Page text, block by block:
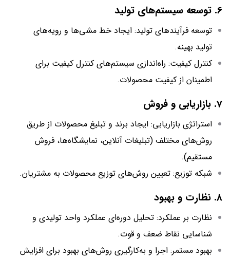
6. توسعه سیستم‌های تولید
توسعه فرآیندهای تولید: ایجاد خط مشی‌ها و رویه‌های
تولید بهینه.
کنترل کیفیت: راه‌اندازی سیستم‌های کنترل کیفیت برای
اطمینان از کیفیت محصولات.
7. بازاریابی و فروش
استراتژی بازاریابی: ایجاد برند و تبلیغ محصولات از طریق
روش‌های مختلف (تبلیغات آنلاین، نمایشگاه‌ها، فروش
مستقیم).
شبکه توزیع: تعیین روش‌های توزیع محصولات به مشتریان.
8. نظارت و بهبود
نظارت بر عملکرد: تحلیل دوره‌ای عملکرد واحد تولیدی و
شناسایی نقاط ضعف و قوت.
بهبود مستمر: اجرا و به‌کارگیری روش‌های بهبود برای افزایش